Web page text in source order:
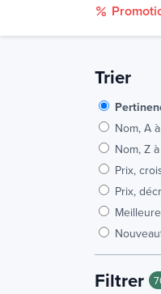
Trier
Nom, A
Nom, Z
Prix,
Prix,
Filtrer